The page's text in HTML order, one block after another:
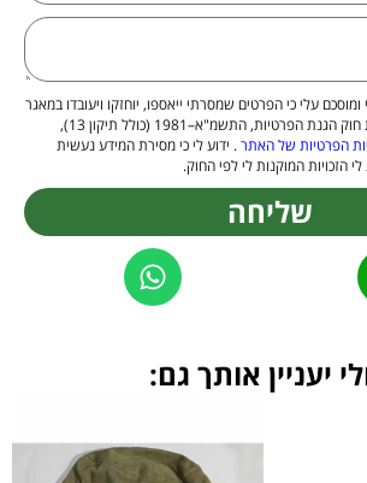
עלי כי הפרטים שמסרתי ייאספו, יוחזקו ויעובדו במאגר
מידע בהתאם להוראות חוק הגנת הפרטיות, התשמ"א–1981 (כולל תיקון 13),
הפרטיות של האתר. ידוע לי כי מסירת המידע נעשית
הזכויות המוקנות לי לפי החוק.
שליחה
יעניין אותך גם: